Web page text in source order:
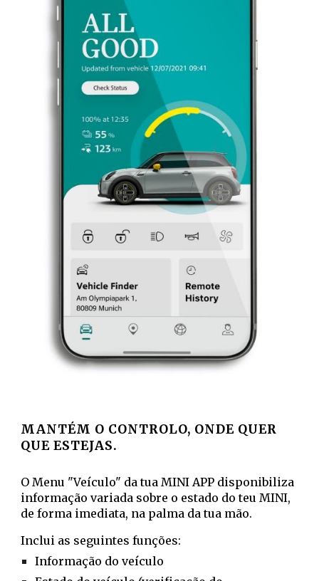
MANTÉM O CONTROLO, ONDE QUER
QUE ESTEJAS.
O Menu "Veículo" da tua MINI APP disponibiliza
informação variada sobre o estado do teu MINI,
de forma imediata, na palma da tua mão.
Inclui as seguintes funções:
Informação do veículo